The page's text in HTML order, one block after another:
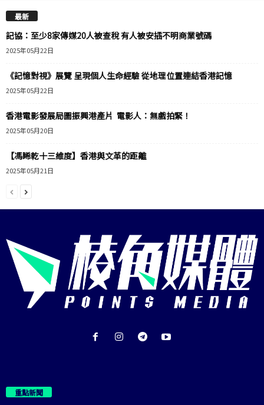
最新
記協：至少8家傳媒20人被查稅 有人被安插不明商業號碼
2025年05月22日
《記憶對視》展覽 呈現個人生命經驗 從地理位置連結香港記憶
2025年05月22日
香港電影發展局圖振興港產片 電影人：無戲拍緊！
2025年05月20日
【馮睎乾十三維度】香港與文革的距離
2025年05月21日
重點新聞